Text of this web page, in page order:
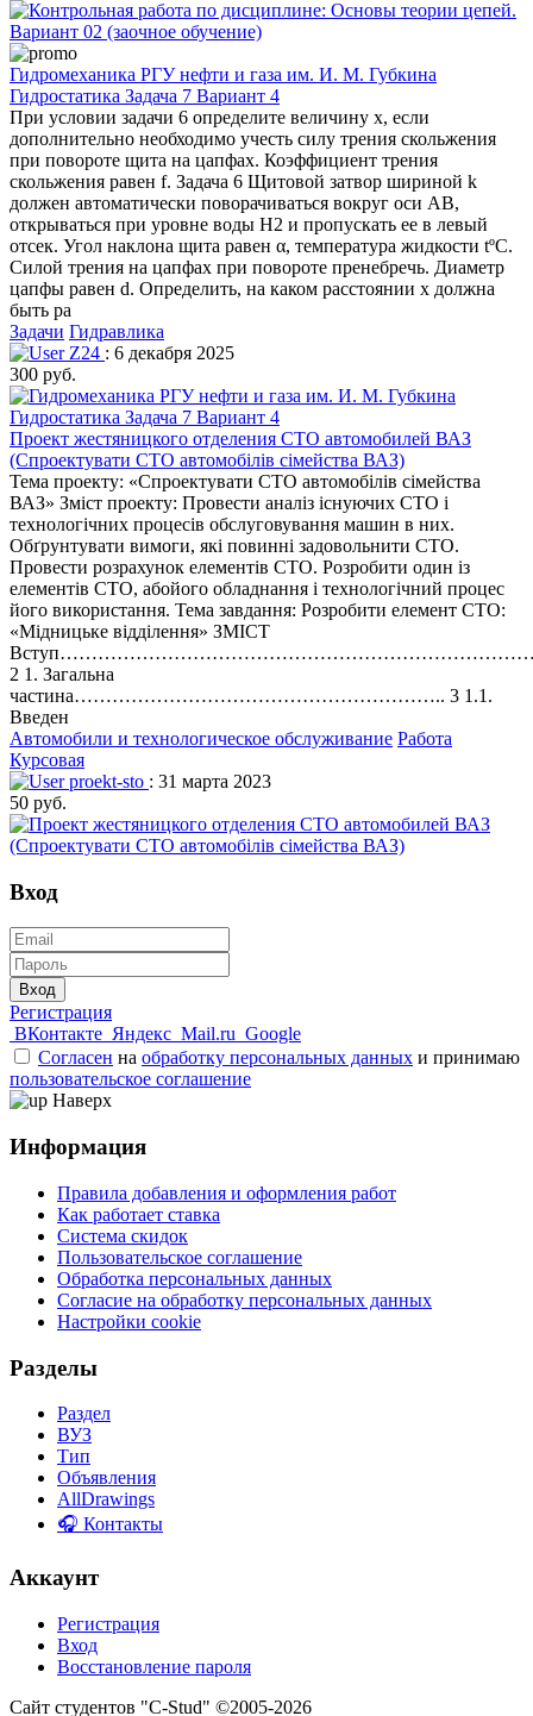
Гидромеханика РГУ нефти и газа им. И. М. Губкина
Гидростатика Задача 7 Вариант 4
При условии задачи 6 определите величину х, если
дополнительно необходимо учесть силу трения скольжения
при повороте щита на цапфах. Коэффициент трения
скольжения равен f. Задача 6 Щитовой затвор шириной k
должен автоматически поворачиваться вокруг оси АВ,
открываться при уровне воды Н2 и пропускать ее в левый
отсек. Угол наклона щита равен α, температура жидкости tºС.
Силой трения на цапфах при повороте пренебречь. Диаметр
цапфы равен d. Определить, на каком расстоянии х должна
быть ра
Задачи Гидравлика
Z24 : 6 декабря 2025
300 руб.
Проект жестяницкого отделения СТО автомобилей ВАЗ
(Спроектувати СТО автомобілів сімейства ВАЗ)
Тема проекту: «Спроектувати СТО автомобілів сімейства
ВАЗ» Зміст проекту: Провести аналіз існуючих СТО і
технологічних процесів обслуговування машин в них.
Обґрунтувати вимоги, які повинні задовольнити СТО.
Провести розрахунок елементів СТО. Розробити один із
елементів СТО, абойого обладнання і технологічний процес
його використання. Тема завдання: Розробити елемент СТО:
«Мідницьке відділення» ЗМІСТ
2 1. Загальна
частина………………………………………………….. 3 1.1.
Введен
Автомобили и технологическое обслуживание Работа
Курсовая
proekt-sto : 31 марта 2023
50 руб.
Вход
Вход
Регистрация
ВКонтакте Яндекс Mail.ru Google
Согласен на обработку персональных данных и принимаю
пользовательское соглашение
Наверх
Информация
Правила добавления и оформления работ
Как работает ставка
Система скидок
Пользовательское соглашение
Обработка персональных данных
Согласие на обработку персональных данных
Настройки cookie
Разделы
Раздел
ВУЗ
Тип
Объявления
AllDrawings
🎧 Контакты
Аккаунт
Регистрация
Вход
Восстановление пароля
Сайт студентов "C-Stud" ©2005-2026